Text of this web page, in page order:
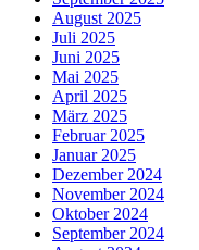
August 2025
Juli 2025
Juni 2025
Mai 2025
April 2025
März 2025
Februar 2025
Januar 2025
Dezember 2024
November 2024
Oktober 2024
September 2024